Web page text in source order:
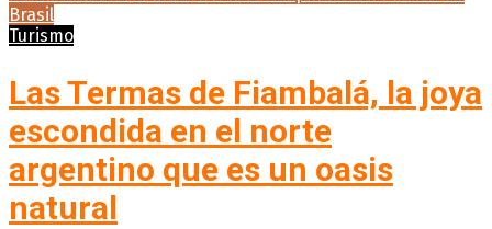
Brasil
Turismo
Las Termas de Fiambalá, la joya
escondida en el norte
argentino que es un oasis
natural